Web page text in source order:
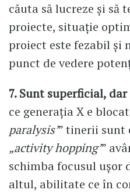
căuta să lucreze și să
proiecte, situație
proiect este fezabil și
punct de vedere
7. Sunt superficial,
ce generația X e
paralysis’” tinerii sunt
„activity hopping’”
schimba focusul ușor
altul, abilitate ce în